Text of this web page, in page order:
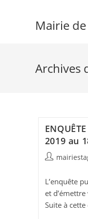
Mairie
Archives
2019 au
Auteur/
la
publication :
L’enquête
et
Suite à